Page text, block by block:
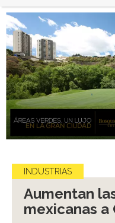
INDUSTRIAS
Aumentan
mexicanas a